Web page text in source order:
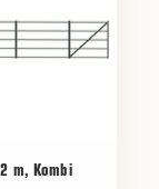
m, Kombi